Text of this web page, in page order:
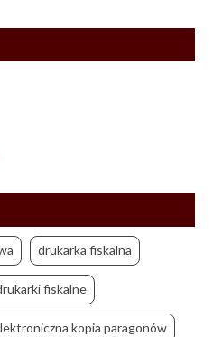
drukarka fiskalna
fiskalne
kopia paragonów